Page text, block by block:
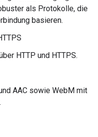
als Protokolle, die
basieren.
HTTP und HTTPS.
AAC sowie WebM mit